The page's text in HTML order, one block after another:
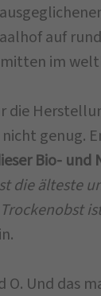
auf
im
die
genug.
Bio- und
die älteste
O. Und das